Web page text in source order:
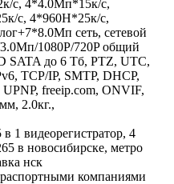
с, 4*4.0Мп*15к/с,
с, 4*960H*25к/с,
сеть, сетевой
1080P/720P общий
SATA до 6 Тб, PTZ, UTC,
TCP/IP, SMTP, DHCP,
freeip.com, ONVIF,
2.0кг.,
1 видеорегистратор, 4
в новосибирске, метро
нск
компаниями